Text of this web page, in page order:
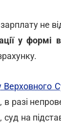
не
у формі
, в разі
на